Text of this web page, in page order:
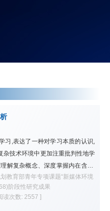
习,表达了一种对学习本质的认识,
杂技术环境中更加注重批判性地学
解复杂概念、深度掌握内在含义,
真实情境中以解决复杂问题,最终
发展。深度学习的产生与发展有
在阐述深度学习概念内涵并比较
教育部青年专项课题“新媒体环境
阶段性研究成果
读次数: 2557 ]